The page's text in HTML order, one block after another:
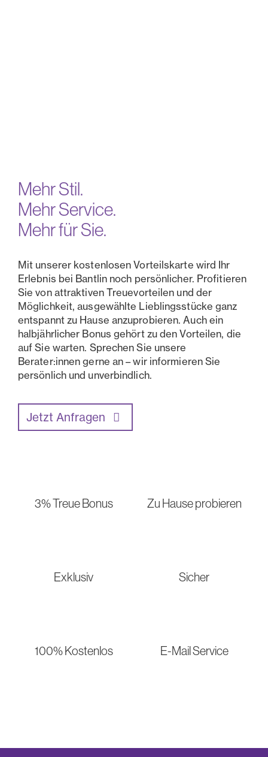
Mehr Stil.
Mehr Service.
Mehr für Sie.
Mit unserer kostenlosen Vorteilskarte wird Ihr
Erlebnis bei Bantlin noch persönlicher. Profitieren
Sie von attraktiven Treuevorteilen und der
Möglichkeit, ausgewählte Lieblingsstücke ganz
entspannt zu Hause anzuprobieren. Auch ein
halbjährlicher Bonus gehört zu den Vorteilen, die
auf Sie warten. Sprechen Sie unsere
Berater:innen gerne an – wir informieren Sie
persönlich und unverbindlich.
Jetzt Anfragen
3% Treue Bonus Zu Hause probieren
Exklusiv Sicher
100% Kostenlos E-Mail Service